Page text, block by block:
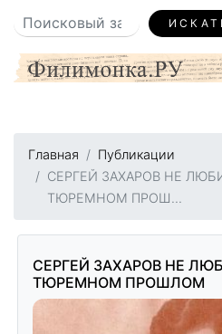
Главная
Публикации
СЕРГЕЙ ЗАХАРОВ НЕ
ТЮРЕМНОМ ПРОШ...
СЕРГЕЙ ЗАХАРОВ НЕ
ТЮРЕМНОМ ПРОШЛОМ